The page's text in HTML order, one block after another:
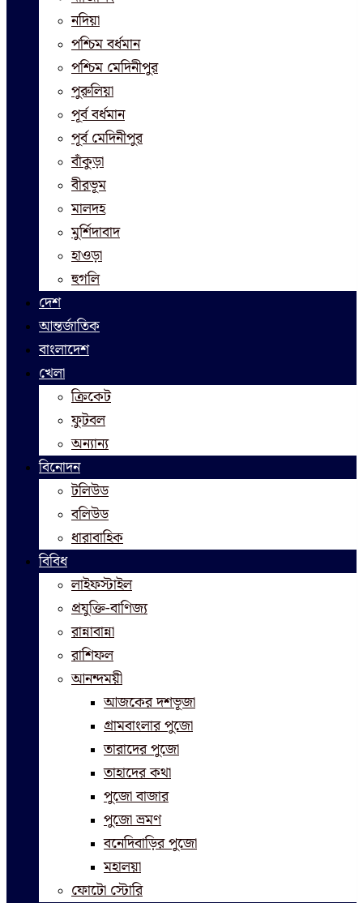
নদিয়া
পশ্চিম বর্ধমান
পশ্চিম মেদিনীপুর
পুরুলিয়া
পূর্ব বর্ধমান
পূর্ব মেদিনীপুর
বাঁকুড়া
বীরভূম
মালদহ
মুর্শিদাবাদ
হাওড়া
হুগলি
দেশ
আন্তর্জাতিক
বাংলাদেশ
খেলা
ক্রিকেট
ফুটবল
অন্যান্য
বিনোদন
টলিউড
বলিউড
ধারাবাহিক
বিবিধ
লাইফস্টাইল
প্রযুক্তি-বাণিজ্য
রান্নাবান্না
রাশিফল
আনন্দময়ী
আজকের দশভূজা
গ্রামবাংলার পুজো
তারাদের পুজো
তাহাদের কথা
পুজো বাজার
পুজো ভ্রমণ
বনেদিবাড়ির পুজো
মহালয়া
ফোটো স্টোরি